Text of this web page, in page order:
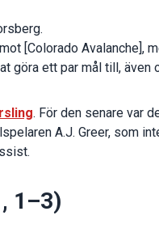
[Colorado Avalanche],
göra ett par mål till, även
. För den senare var
A.J. Greer, som
1–3)